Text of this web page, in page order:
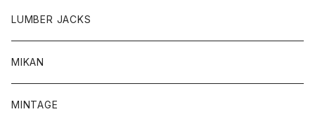
LUMBER JACKS
MIKAN
MINTAGE